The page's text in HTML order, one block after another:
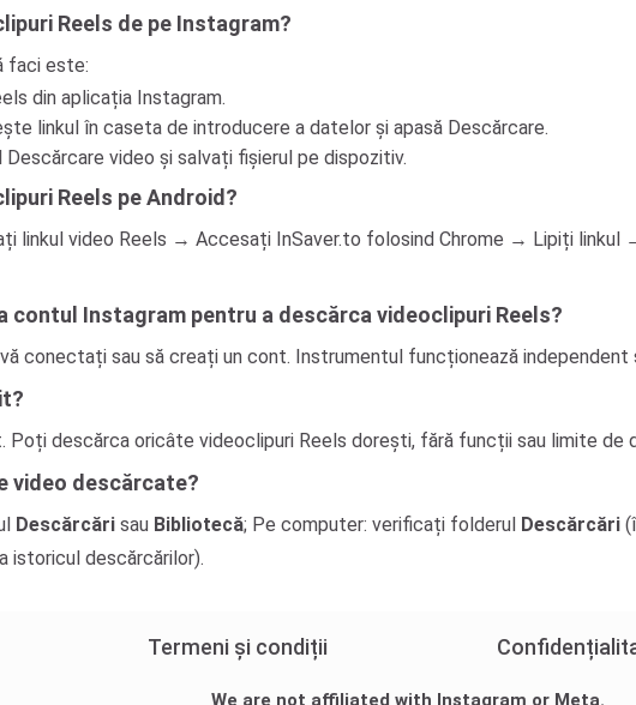
Reels de pe Instagram?
faci este:
din aplicația Instagram.
linkul în caseta de introducere a datelor și apasă Descărcare.
video și salvați fișierul pe dispozitiv.
Reels pe Android?
linkul video Reels → Accesați InSaver.to folosind Chrome → Lipiți
contul Instagram pentru a descărca videoclipuri Reels?
conectați sau să creați un cont. Instrumentul funcționează independent
Poți descărca oricâte videoclipuri Reels dorești, fără funcții sau limite de
video descărcate?
Descărcări sau Bibliotecă; Pe computer: verificați folderul Descărcări
istoricul descărcărilor).
Termeni și condiții
We are not affiliated with Instagram or Meta.